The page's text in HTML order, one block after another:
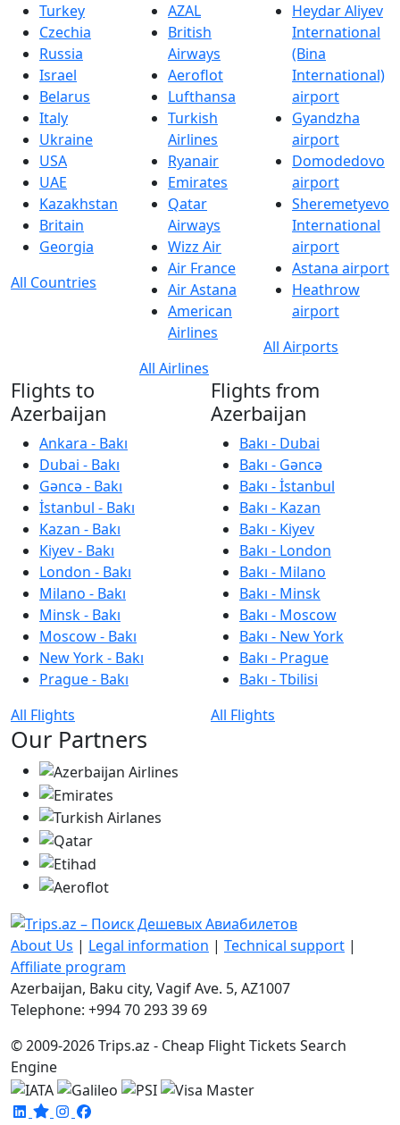
Turkey
Czechia
Russia
Israel
Belarus
Italy
Ukraine
USA
UAE
Kazakhstan
Britain
Georgia
All Countries
AZAL
British
Airways
Aeroflot
Lufthansa
Turkish
Airlines
Ryanair
Emirates
Qatar
Airways
Wizz Air
Air France
Air Astana
American
Airlines
All Airlines
Heydar Aliyev
International
(Bina
International)
airport
Gyandzha
airport
Domodedovo
airport
Sheremetyevo
International
airport
Astana airport
Heathrow
airport
All Airports
Flights to
Azerbaijan
Ankara - Bakı
Dubai - Bakı
Gəncə - Bakı
İstanbul - Bakı
Kazan - Bakı
Kiyev - Bakı
London - Bakı
Milano - Bakı
Minsk - Bakı
Moscow - Bakı
New York - Bakı
Prague - Bakı
All Flights
Flights from
Azerbaijan
Bakı - Dubai
Bakı - Gəncə
Bakı - İstanbul
Bakı - Kazan
Bakı - Kiyev
Bakı - London
Bakı - Milano
Bakı - Minsk
Bakı - Moscow
Bakı - New York
Bakı - Prague
Bakı - Tbilisi
All Flights
Our Partners
About Us | Legal information | Technical support |
Affiliate program
Azerbaijan, Baku city, Vagif Ave. 5, AZ1007
Telephone: +994 70 293 39 69
© 2009-2026 Trips.az - Cheap Flight Tickets Search
Engine